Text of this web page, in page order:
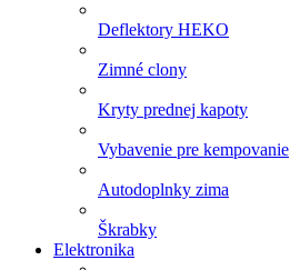
Deflektory HEKO
Zimné clony
Kryty prednej kapoty
Vybavenie pre kempovanie
Autodoplnky zima
Škrabky
Elektronika